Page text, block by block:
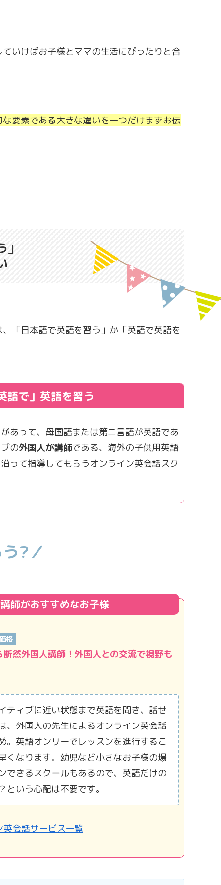
いけばお子様とママの生活にぴったりと合
要素である大きな違いを一つだけまずお伝
「日本語で英語を習う」か「英語で英語を
語で」 英語を習う
があって、母国語または第二言語が英語であ
の外国人が講師である、海外の子供用英語
って指導してもらうオンライン英会話スク
?／
師がおすすめなお子様
格
然外国人講師！外国人との交流で視野も
ティブに近い状態まで英語を聞き、話せ
、外国人の先生によるオンライン英会話
。英語オンリーでレッスンを進行するこ
くなります。幼児など小さなお子様の場
できるスクールもあるので、英語だけの
いう心配は不要です。
会話サービス一覧